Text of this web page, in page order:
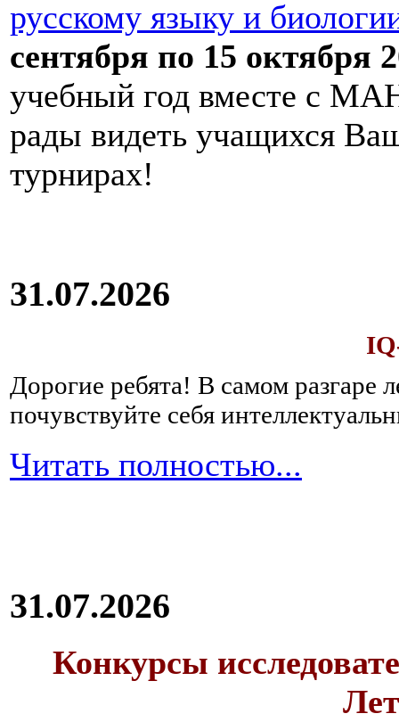
русскому языку и
сентября по 15 октября
учебный год вместе с
рады видеть учащихся
турнирах!
31.07.2026
Дорогие ребята! В самом разгаре
почувствуйте себя
Читать полностью...
31.07.2026
Конкурсы